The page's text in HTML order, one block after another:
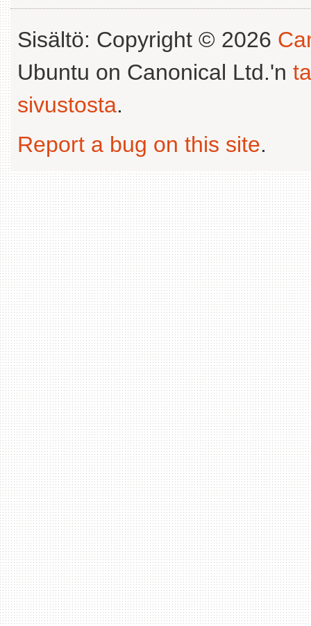
Sisältö: Copyright © 2026
Ubuntu on Canonical Ltd.'n
sivustosta.
Report a bug on this site.